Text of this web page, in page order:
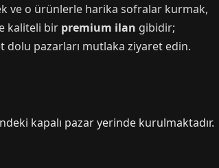
ve o ürünlerle harika sofralar kurmak,
kaliteli bir premium ilan gibidir;
dolu pazarları mutlaka ziyaret edin.
kapalı pazar yerinde kurulmaktadır.